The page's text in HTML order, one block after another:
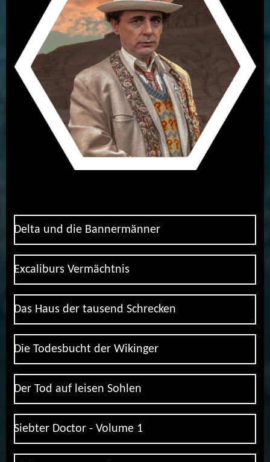
Delta und die Bannermänner
Excaliburs Vermächtnis
Das Haus der tausend Schrecken
Die Todesbucht der Wikinger
Der Tod auf leisen Sohlen
Siebter Doctor - Volume 1